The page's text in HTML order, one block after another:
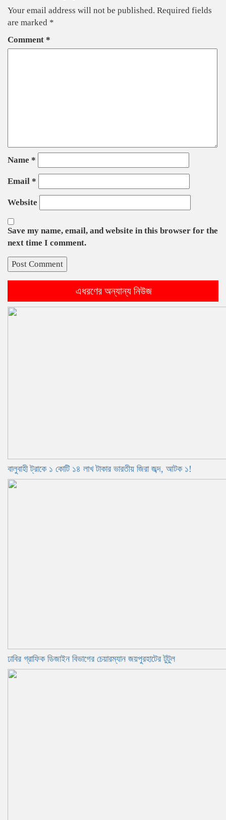
Your email address will not be published. Required fields
are marked *
Comment *
Name *
Email *
Website
Save my name, email, and website in this browser for the
next time I comment.
এধরণের অন্যান্য নিউজ
বালুবাহী ট্রাকে ১ কোটি ১৪ লাখ টাকার ভারতীয় জিরা জব্দ, আটক ১!
ঢাবির গ্রাফিক ডিজাইন বিভাগের চেয়ারম্যান জয়পুরহাটের টুটুল